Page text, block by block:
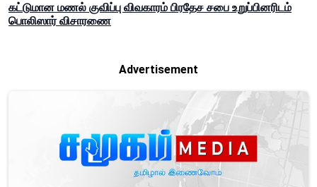
கட்டுமான மணல் குவிப்பு விவகாரம் பிரதேச சபை உறுப்பினரிடம்
பொலிஸார் விசாரணை
Advertisement